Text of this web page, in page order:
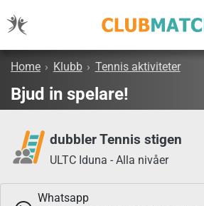
Home › Klubb › Tennis aktiviteter
Bjud in spelare!
dubbler Tennis stigen
ULTC Iduna - Alla nivåer
Whatsapp